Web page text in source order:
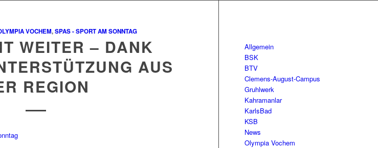
VOCHEM,SPAS - SPORT AM SONNTAG
WEITER – DANK
AUS
REGION
Allgemein
BSK
BTV
Clemens-August-Campus
Gruhlwerk
Kahramanlar
KarlsBad
KSB
News
Olympia Vochem